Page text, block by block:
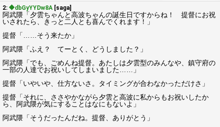
2: ◆dbGyYYDw8A [saga]
阿武隈「夕雲ちゃんと高波ちゃんの誕生日ですからね！ 提督にお祝
いされたら、きっと二人とも喜んでくれます！」
提督「……そう来たか」
阿武隈「ふえ？ てーとく、どうしました？」
阿武隈「でも、ごめんね提督。あたしは夕雲型のみんなや、鎮守府の
一部の人達でお祝いしてしまいました……」
提督「いやいや、仕方ないさ。タイミングが合わなかっただけさ」
提督「それに、ささやかながら夕雲と高波に私からもお祝いしたか
ら、阿武隈が気にすることはなにもないよ」
阿武隈「そうだったんだね。提督、ありがとう」